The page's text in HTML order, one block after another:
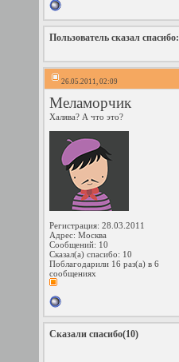
Пользователь сказал cпасибо:
26.05.2011, 02:09
Меламорчик
Халява? А что это?
Регистрация: 28.03.2011
Адрес: Москва
Сообщений: 10
Сказал(а) спасибо: 10
Поблагодарили 16 раз(а) в 6
сообщениях
Сказали спасибо(10)